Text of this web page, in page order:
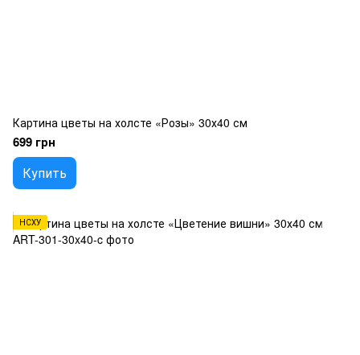
Картина цветы на холсте «Розы» 30х40 см
699 грн
Купить
НСХУ